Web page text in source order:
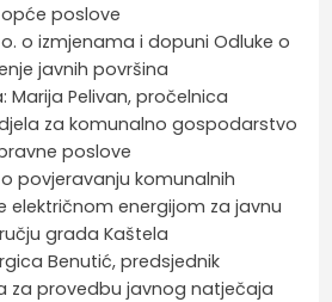
poslove
o izmjenama i dopuni Odluke o
javnih površina
Marija Pelivan, pročelnica
za komunalno gospodarstvo
poslove
povjeravanju komunalnih
električnom energijom za javnu
grada Kaštela
Benutić, predsjednik
za provedbu javnog natječaja